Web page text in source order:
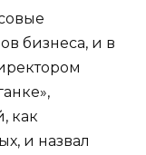
бизнеса, и в
как
и назвал